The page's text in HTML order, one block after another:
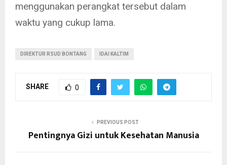
menggunakan perangkat tersebut dalam
waktu yang cukup lama.
DIREKTUR RSUD BONTANG IDAI KALTIM
SHARE 0
PREVIOUS POST
Pentingnya Gizi untuk Kesehatan Manusia